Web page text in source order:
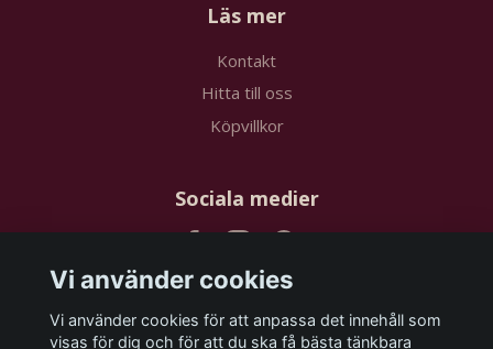
Läs mer
Kontakt
Hitta till oss
Köpvillkor
Sociala medier
Prenumerera på vårt nyhetsbrev
Vi använder cookies
Vi använder cookies för att anpassa det innehåll som
visas för dig och för att du ska få bästa tänkbara